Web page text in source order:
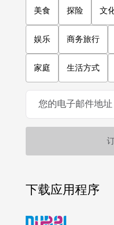
美食 探险 文
娱乐 商务旅行
家庭 生活方式
下载应用程序